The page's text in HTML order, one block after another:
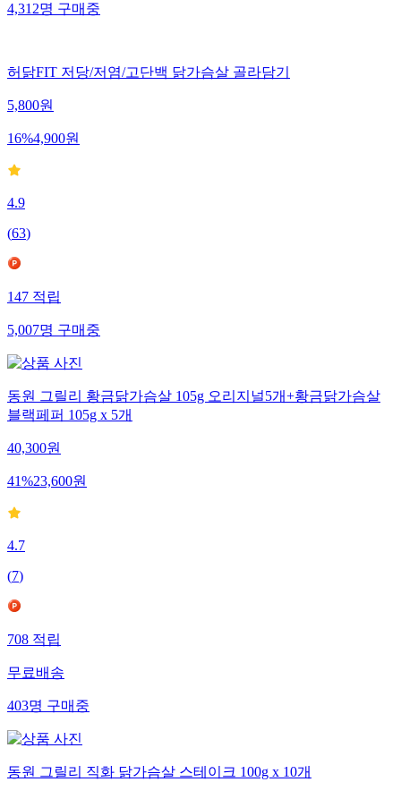
4,312명 구매중
허닭FIT 저당/저염/고단백 닭가슴살 골라담기
5,800원
16%4,900원
4.9
(63)
147적립
5,007명구매중
동원 그릴리 황금닭가슴살 105g 오리지널5개+황금닭가슴살
블랙페퍼 105g x 5개
40,300원
41%23,600원
4.7
(7)
708적립
무료배송
403명구매중
동원 그릴리 직화 닭가슴살 스테이크 100g x 10개